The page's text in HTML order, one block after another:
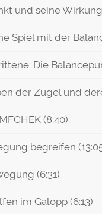
und seine Wirkung
Spiel mit der
Die
der Zügel und
(8:40)
begreifen
(6:31)
im Galopp (6:13)